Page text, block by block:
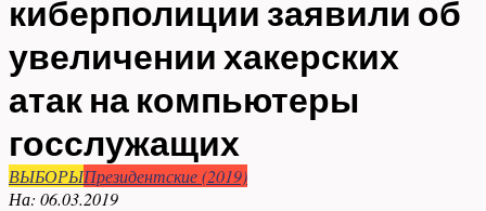
киберполиции заявили об
увеличении хакерских
атак на компьютеры
госслужащих
ВЫБОРЫПрезидентские (2019)
На: 06.03.2019